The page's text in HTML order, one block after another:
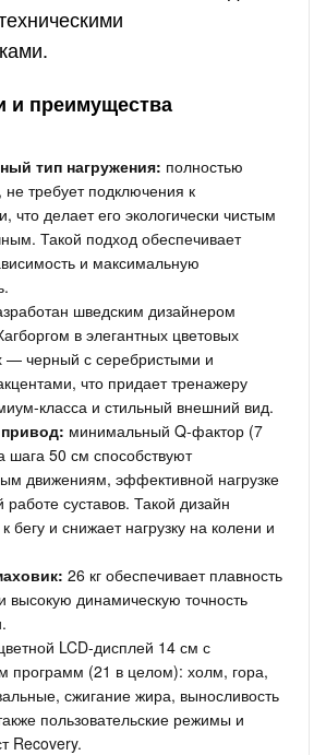
и преимущества
тип нагружения: полностью
требует подключения к
что делает его экологически чистым
Такой подход обеспечивает
и максимальную
шведским дизайнером
в элегантных цветовых
— черный с серебристыми и
что придает тренажеру
класса и стильный внешний вид.
минимальный Q-фактор (7
шага 50 см способствуют
движениям, эффективной нагрузке
суставов. Такой дизайн
бегу и снижает нагрузку на колени и
26 кг обеспечивает плавность
высокую динамическую точность
LCD-дисплей 14 см с
программ (21 в целом): холм, гора,
сжигание жира, выносливость
пользовательские режимы и
Recovery.